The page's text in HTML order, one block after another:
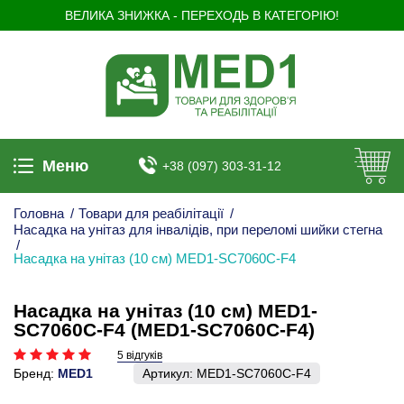
ВЕЛИКА ЗНИЖКА - ПЕРЕХОДЬ В КАТЕГОРІЮ!
Меню +38 (097) 303-31-12
Головна / Товари для реабілітації /
Насадка на унітаз для інвалідів, при переломі шийки стегна
/
Насадка на унітаз (10 см) MED1-SC7060C-F4
Насадка на унітаз (10 см) MED1-
SC7060C-F4 (MED1-SC7060C-F4)
5 відгуків
Бренд: MED1 Артикул: MED1-SC7060C-F4